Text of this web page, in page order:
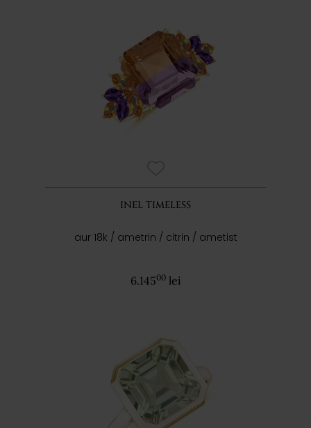
INEL TIMELESS
aur 18k / ametrin / citrin / ametist
6.14500 lei